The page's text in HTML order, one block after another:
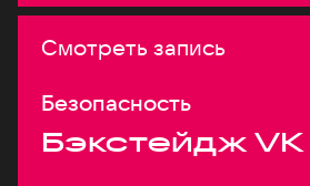
Смотреть запись
Безопасность
Бэкстейдж VK